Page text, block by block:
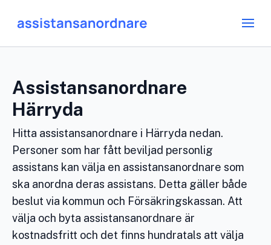
Assistansanordnare
Härryda
Hitta assistansanordnare i Härryda nedan.
Personer som har fått beviljad personlig
assistans kan välja en assistansanordnare som
ska anordna deras assistans. Detta gäller både
beslut via kommun och Försäkringskassan. Att
välja och byta assistansanordnare är
kostnadsfritt och det finns hundratals att välja